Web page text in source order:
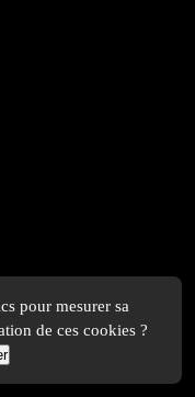
pour mesurer sa
de ces cookies ?